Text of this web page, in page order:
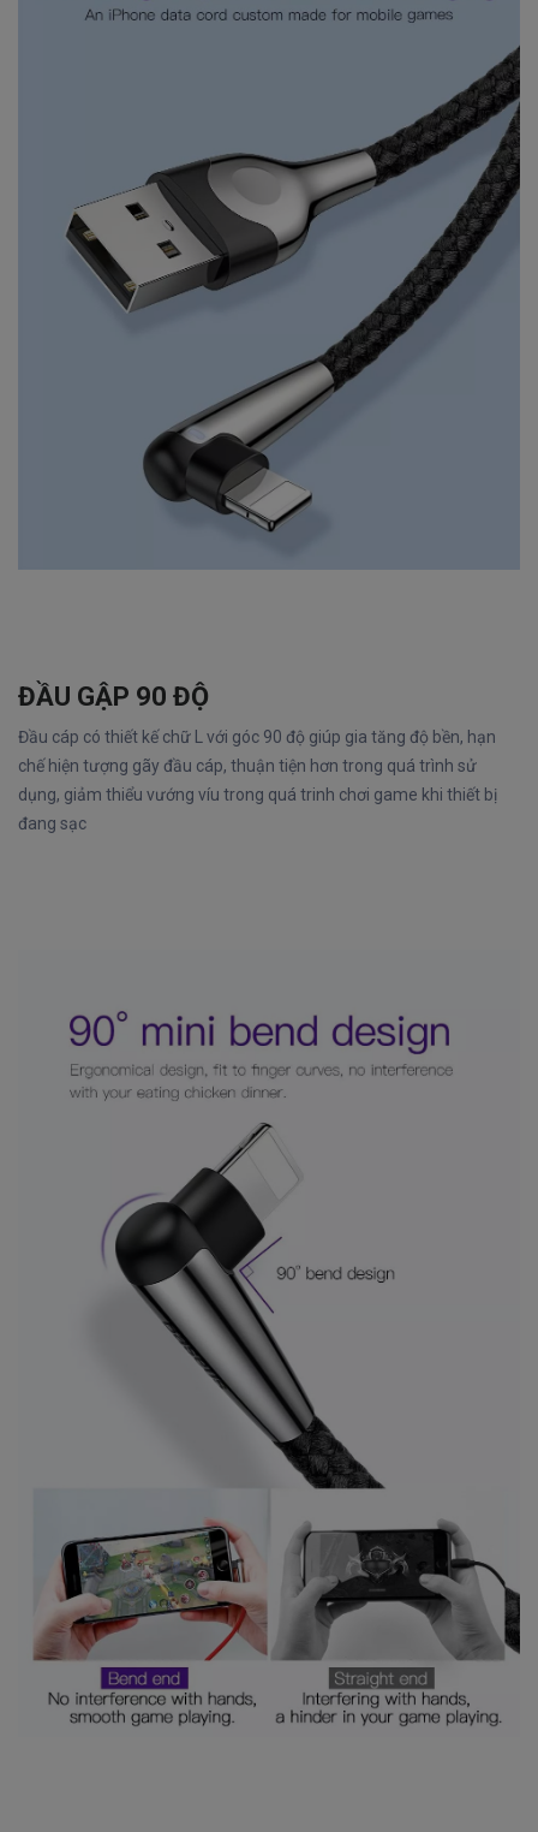
ĐẦU GẬP 90 ĐỘ
Đầu cáp có thiết kế chữ L với góc 90 độ giúp gia tăng độ bền, hạn
chế hiện tượng gãy đầu cáp, thuận tiện hơn trong quá trình sử
dụng, giảm thiểu vướng víu trong quá trinh chơi game khi thiết bị
đang sạc